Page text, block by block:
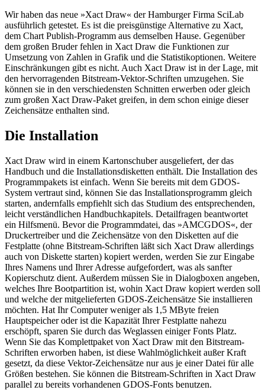
Wir haben das neue »Xact Draw« der Hamburger Firma SciLab
ausführlich getestet. Es ist die preisgünstige Alternative zu Xact,
dem Chart Publish-Programm aus demselben Hause. Gegenüber
dem großen Bruder fehlen in Xact Draw die Funktionen zur
Umsetzung von Zahlen in Grafik und die Statistikoptionen. Weitere
Einschränkungen gibt es nicht. Auch Xact Draw ist in der Lage, mit
den hervorragenden Bitstream-Vektor-Schriften umzugehen. Sie
können sie in den verschiedensten Schnitten erwerben oder gleich
zum großen Xact Draw-Paket greifen, in dem schon einige dieser
Zeichensätze enthalten sind.
Die Installation
Xact Draw wird in einem Kartonschuber ausgeliefert, der das
Handbuch und die Installationsdisketten enthält. Die Installation des
Programmpakets ist einfach. Wenn Sie bereits mit dem GDOS-
System vertraut sind, können Sie das Installationsprogramm gleich
starten, andernfalls empfiehlt sich das Studium des entsprechenden,
leicht verständlichen Handbuchkapitels. Detailfragen beantwortet
ein Hilfsmenü. Bevor die Programmdatei, das »AMCGDOS«, der
Druckertreiber und die Zeichensätze von den Disketten auf die
Festplatte (ohne Bitstream-Schriften läßt sich Xact Draw allerdings
auch von Diskette starten) kopiert werden, werden Sie zur Eingabe
Ihres Namens und Ihrer Adresse aufgefordert, was als sanfter
Kopierschutz dient. Außerdem müssen Sie in Dialogboxen angeben,
welches Ihre Bootpartition ist, wohin Xact Draw kopiert werden soll
und welche der mitgelieferten GDOS-Zeichensätze Sie installieren
möchten. Hat Ihr Computer weniger als 1,5 MByte freien
Hauptspeicher oder ist die Kapazität Ihrer Festplatte nahezu
erschöpft, sparen Sie durch das Weglassen einiger Fonts Platz.
Wenn Sie das Komplettpaket von Xact Draw mit den Bitstream-
Schriften erworben haben, ist diese Wahlmöglichkeit außer Kraft
gesetzt, da diese Vektor-Zeichensätze nur aus je einer Datei für alle
Größen bestehen. Sie können die Bitstream-Schriften in Xact Draw
parallel zu bereits vorhandenen GDOS-Fonts benutzen.